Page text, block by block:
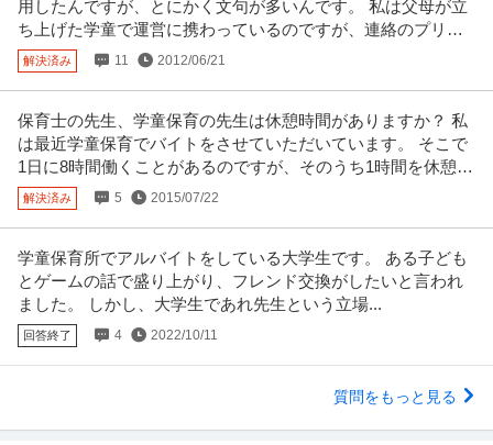
用したんですが、とにかく文句が多いんです。 私は父母が立
ち上げた学童で運営に携わっているのですが、連絡のプリン
ト作ってというと
解決済み 11 2012/06/21
保育士の先生、学童保育の先生は休憩時間がありますか？ 私
は最近学童保育でバイトをさせていただいています。 そこで
1日に8時間働くことがあるのですが、そのうち1時間を休憩と
され、7時間
解決済み 5 2015/07/22
学童保育所でアルバイトをしている大学生です。 ある子ども
とゲームの話で盛り上がり、フレンド交換がしたいと言われ
ました。 しかし、大学生であれ先生という立場...
回答終了 4 2022/10/11
質問をもっと見る